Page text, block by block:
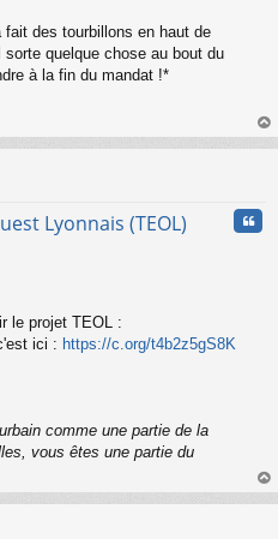
des tourbillons en haut de
quelque chose au bout du
à la fin du mandat !*
au
Lyonnais (TEOL)
le projet TEOL :
ici : https://c.org/t4b2z5gS8K
comme une partie de la
vous êtes une partie du
au